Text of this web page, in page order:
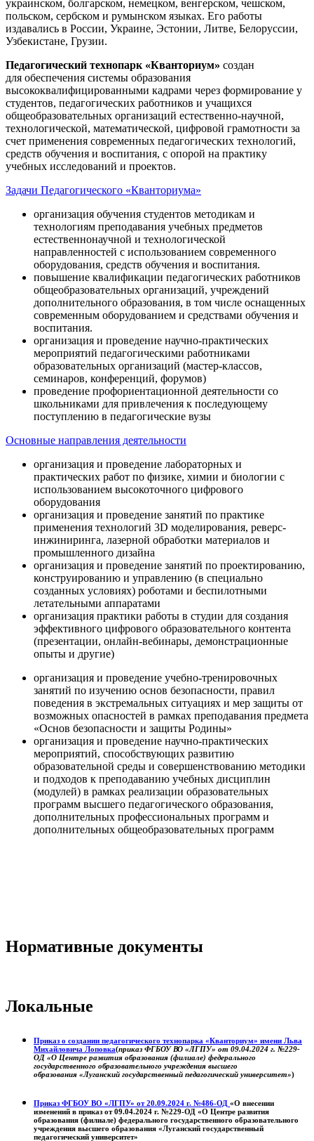
украинском, болгарском, немецком, венгерском, чешском,
польском, сербском и румынском языках. Его работы
издавались в России, Украине, Эстонии, Литве, Белоруссии,
Узбекистане, Грузии.
Педагогический технопарк «Кванториум» создан
для обеспечения системы образования
высококвалифицированными кадрами через формирование у
студентов, педагогических работников и учащихся
общеобразовательных организаций естественно-научной,
технологической, математической, цифровой грамотности за
счет применения современных педагогических технологий,
средств обучения и воспитания, с опорой на практику
учебных исследований и проектов.
Задачи Педагогического «Кванториума»
организация обучения студентов методикам и
технологиям преподавания учебных предметов
естественнонаучной и технологической
направленностей с использованием современного
оборудования, средств обучения и воспитания.
повышение квалификации педагогических работников
общеобразовательных организаций, учреждений
дополнительного образования, в том числе оснащенных
современным оборудованием и средствами обучения и
воспитания.
организация и проведение научно-практических
мероприятий педагогическими работниками
образовательных организаций (мастер-классов,
семинаров, конференций, форумов)
проведение профориентационной деятельности со
школьниками для привлечения к последующему
поступлению в педагогические вузы
Основные направления деятельности
организация и проведение лабораторных и
практических работ по физике, химии и биологии с
использованием высокоточного цифрового
оборудования
организация и проведение занятий по практике
применения технологий 3D моделирования, реверс-
инжиниринга, лазерной обработки материалов и
промышленного дизайна
организация и проведение занятий по проектированию,
конструированию и управлению (в специально
созданных условиях) роботами и беспилотными
летательными аппаратами
организация практики работы в студии для создания
эффективного цифрового образовательного контента
(презентации, онлайн-вебинары, демонстрационные
опыты и другие)
организация и проведение учебно-тренировочных
занятий по изучению основ безопасности, правил
поведения в экстремальных ситуациях и мер защиты от
возможных опасностей в рамках преподавания предмета
«Основ безопасности и защиты Родины»
организация и проведение научно-практических
мероприятий, способствующих развитию
образовательной среды и совершенствованию методики
и подходов к преподаванию учебных дисциплин
(модулей) в рамках реализации образовательных
программ высшего педагогического образования,
дополнительных профессиональных программ и
дополнительных общеобразовательных программ
Нормативные документы
Локальные
Приказ о создании педагогического технопарка «Кванториум» имени Льва
Михайловича Лоповка(приказ ФГБОУ ВО «ЛГПУ» от 09.04.2024 г. №229-
ОД «О Центре развития образования (филиале) федерального
государственного образовательного учреждения высшего
образования «Луганский государственный педагогический университет»)
Приказ ФГБОУ ВО «ЛГПУ» от 20.09.2024 г. №486-ОД «О внесении
изменений в приказ от 09.04.2024 г. №229-ОД «О Центре развития
образования (филиале) федерального государственного образовательного
учреждения высшего образования «Луганский государственный
педагогический университет»